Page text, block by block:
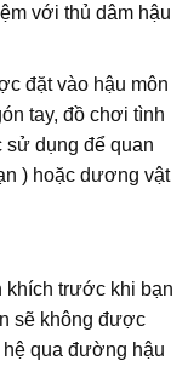
với thủ dâm hậu
đặt vào hậu môn
tay, đồ chơi tình
dụng để quan
) hoặc dương vật
khích trước khi bạn
sẽ không được
qua đường hậu